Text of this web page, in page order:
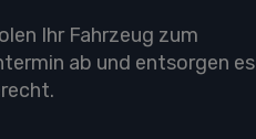
Ihr Fahrzeug zum
ab und entsorgen es